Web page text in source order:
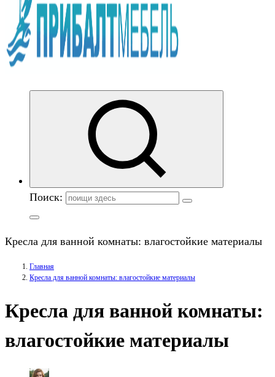
Поиск:
Кресла для ванной комнаты: влагостойкие материалы
Главная
Кресла для ванной комнаты: влагостойкие материалы
Кресла для ванной комнаты:
влагостойкие материалы